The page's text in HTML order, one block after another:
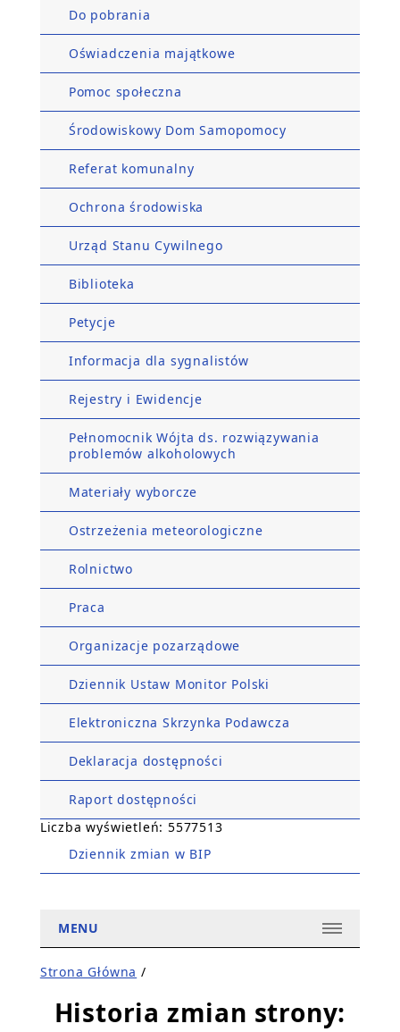
Do pobrania
Oświadczenia majątkowe
Pomoc społeczna
Środowiskowy Dom Samopomocy
Referat komunalny
Ochrona środowiska
Urząd Stanu Cywilnego
Biblioteka
Petycje
Informacja dla sygnalistów
Rejestry i Ewidencje
Pełnomocnik Wójta ds. rozwiązywania
problemów alkoholowych
Materiały wyborcze
Ostrzeżenia meteorologiczne
Rolnictwo
Praca
Organizacje pozarządowe
Dziennik Ustaw Monitor Polski
Elektroniczna Skrzynka Podawcza
Deklaracja dostępności
Raport dostępności
Liczba wyświetleń: 5577513
Dziennik zmian w BIP
MENU
Strona Główna /
Historia zmian strony: